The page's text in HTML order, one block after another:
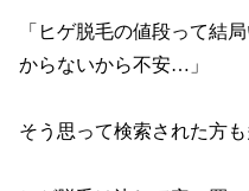
「ヒゲ脱毛の値段って結
からないから不安…」
そう思って検索された方